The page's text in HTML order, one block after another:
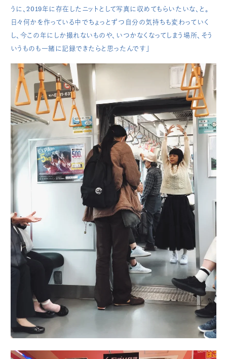
うに、2019年に存在したニットとして写真に収めてもらいたいな、と。
日々何かを作っている中でちょっとずつ自分の気持ちも変わっていく
し、今この年にしか撮れないものや、いつかなくなってしまう場所、そう
いうものも一緒に記録できたらと思ったんです」